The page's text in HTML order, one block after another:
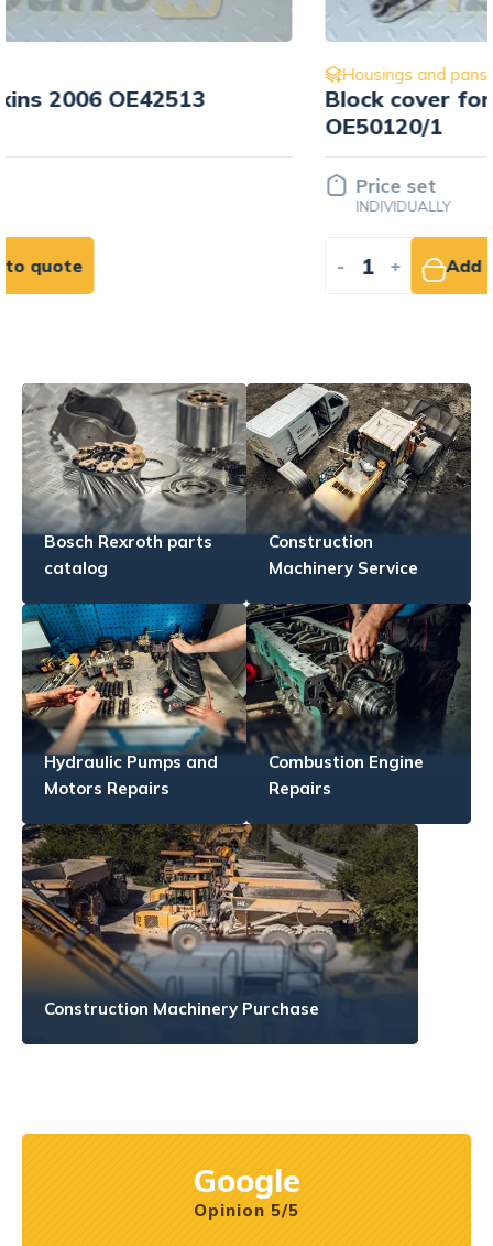
Block cover for engine Perkins 2006
-
Bosch Rexroth parts
catalog
Construction
Machinery Service
Hydraulic Pumps and
Motors Repairs
Combustion Engine
Repairs
Construction Machinery Purchase
Google
Opinion 5/5